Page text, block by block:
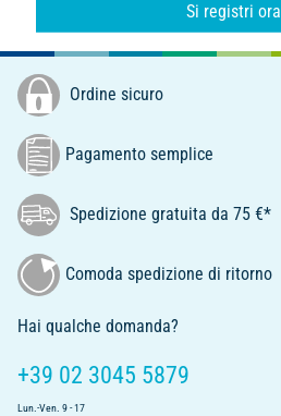
Si registri ora
Ordine sicuro
Pagamento semplice
Spedizione gratuita da 75 €*
Comoda spedizione di ritorno
Hai qualche domanda?
+39 02 3045 5879
Lun.-Ven. 9 - 17